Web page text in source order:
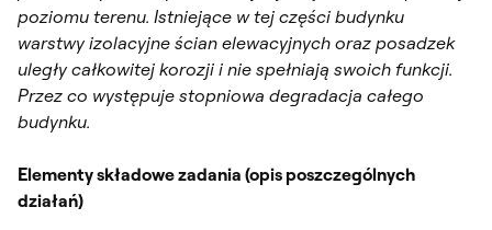
poziomu terenu. Istniejące w tej części budynku
warstwy izolacyjne ścian elewacyjnych oraz posadzek
uległy całkowitej korozji i nie spełniają swoich funkcji.
Przez co występuje stopniowa degradacja całego
budynku.
Elementy składowe zadania (opis poszczególnych
działań)